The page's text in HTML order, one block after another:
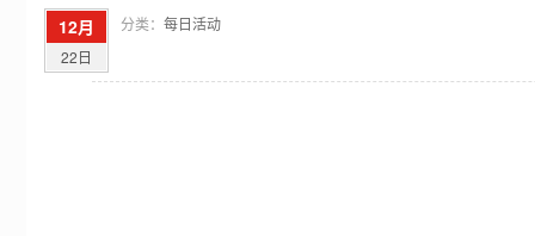
12月
22日
分类： 每日活动